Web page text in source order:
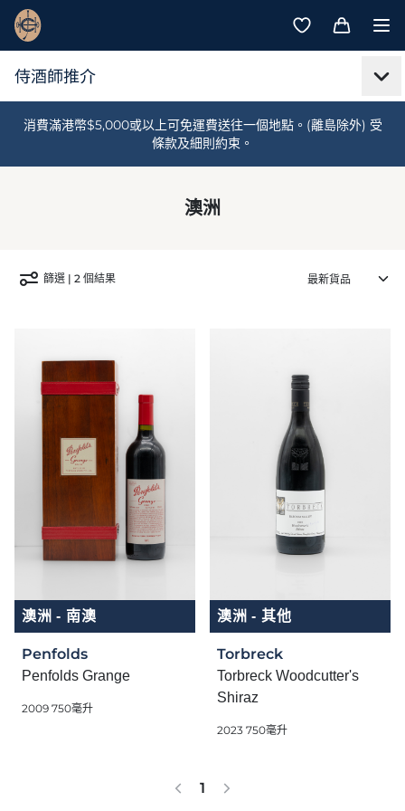
消費滿港幣$5,000或以上可免運費送往一個地點。(離島除外) 受
條款及細則約束。
澳洲
篩選 | 2 個結果
澳洲 - 南澳
Penfolds
Penfolds Grange
2009 750毫升
澳洲 - 其他
Torbreck
Torbreck Woodcutter's
Shiraz
2023 750毫升
1